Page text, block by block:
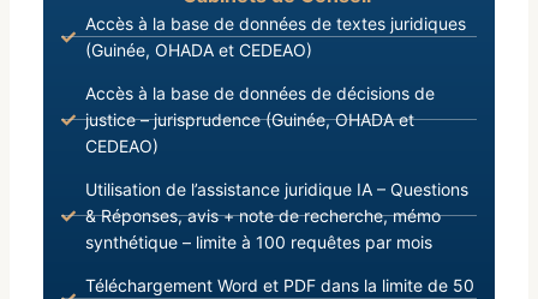
Accès à la base de données de textes juridiques
(Guinée, OHADA et CEDEAO)
Accès à la base de données de décisions de
justice – jurisprudence (Guinée, OHADA et
CEDEAO)
Utilisation de l’assistance juridique IA – Questions
& Réponses, avis + note de recherche, mémo
synthétique – limite à 100 requêtes par mois
Téléchargement Word et PDF dans la limite de 50